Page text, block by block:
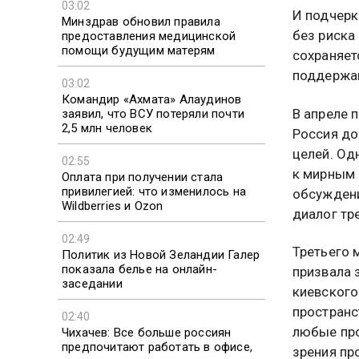
03:02
Минздрав обновил правила
предоставления медицинской
помощи будущим матерям
03:02
Командир «Ахмата» Алаудинов
заявил, что ВСУ потеряли почти
2,5 млн человек
02:55
Оплата при получении стала
привилегией: что изменилось на
Wildberries и Ozon
02:49
Политик из Новой Зеландии Галер
показала белье на онлайн-
заседании
02:40
Чихачев: Все больше россиян
предпочитают работать в офисе,
И
без
В апреле
Россия
целей.
к мирным
диалог
Третьего
призвала
любые
зрения